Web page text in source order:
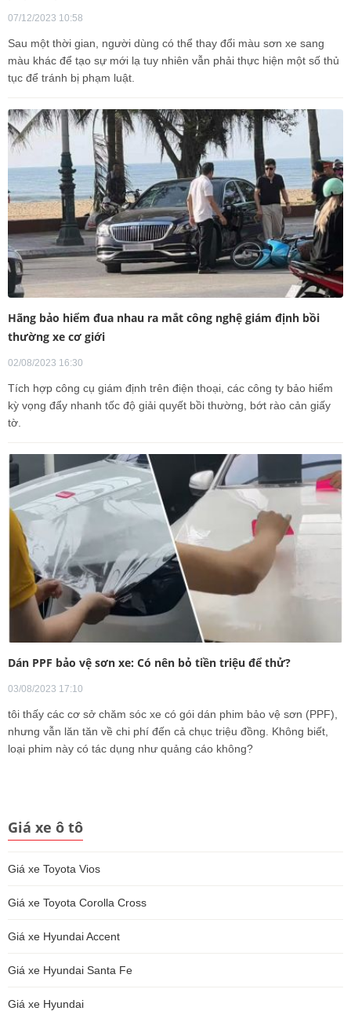
07/12/2023 10:58
Sau một thời gian, người dùng có thể thay đổi màu sơn xe sang
màu khác để tạo sự mới lạ tuy nhiên vẫn phải thực hiện một số thủ
tục để tránh bị phạm luật.
Hãng bảo hiểm đua nhau ra mắt công nghệ giám định bồi
thường xe cơ giới
02/08/2023 16:30
Tích hợp công cụ giám định trên điện thoại, các công ty bảo hiểm
kỳ vọng đẩy nhanh tốc độ giải quyết bồi thường, bớt rào cản giấy
tờ.
Dán PPF bảo vệ sơn xe: Có nên bỏ tiền triệu để thử?
03/08/2023 17:10
tôi thấy các cơ sở chăm sóc xe có gói dán phim bảo vệ sơn (PPF),
nhưng vẫn lăn tăn về chi phí đến cả chục triệu đồng. Không biết,
loại phim này có tác dụng như quảng cáo không?
Giá xe ô tô
Giá xe Toyota Vios
Giá xe Toyota Corolla Cross
Giá xe Hyundai Accent
Giá xe Hyundai Santa Fe
Giá xe Hyundai